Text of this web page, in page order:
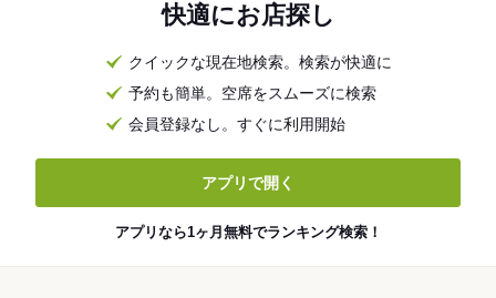
快適にお店探し
クイックな現在地検索。検索が快適に
予約も簡単。空席をスムーズに検索
会員登録なし。すぐに利用開始
アプリで開く
アプリなら1ヶ月無料でランキング検索！